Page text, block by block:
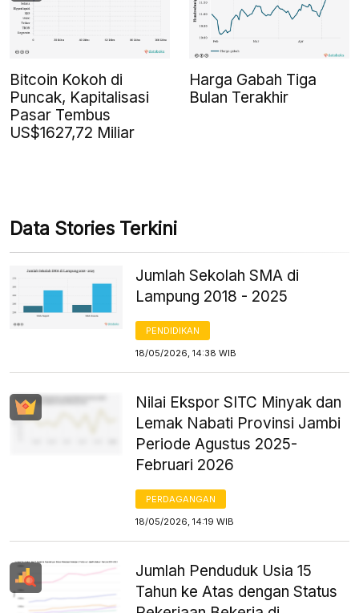
Bitcoin Kokoh di
Puncak, Kapitalisasi
Pasar Tembus
US$1627,72 Miliar
Harga Gabah Tiga
Bulan Terakhir
Data Stories Terkini
Jumlah Sekolah SMA di
Lampung 2018 - 2025
PENDIDIKAN
18/05/2026, 14:38 WIB
Nilai Ekspor SITC Minyak dan
Lemak Nabati Provinsi Jambi
Periode Agustus 2025-
Februari 2026
PERDAGANGAN
18/05/2026, 14:19 WIB
Jumlah Penduduk Usia 15
Tahun ke Atas dengan Status